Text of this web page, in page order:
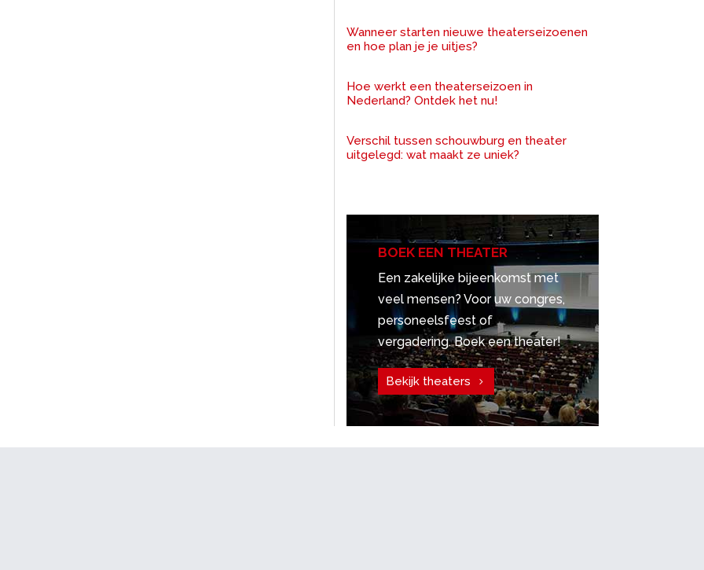
Wanneer starten nieuwe theaterseizoenen
en hoe plan je je uitjes?
Hoe werkt een theaterseizoen in
Nederland? Ontdek het nu!
Verschil tussen schouwburg en theater
uitgelegd: wat maakt ze uniek?
BOEK EEN THEATER
Een zakelijke bijeenkomst met
veel mensen? Voor uw congres,
personeelsfeest of
vergadering. Boek een theater!
Bekijk theaters